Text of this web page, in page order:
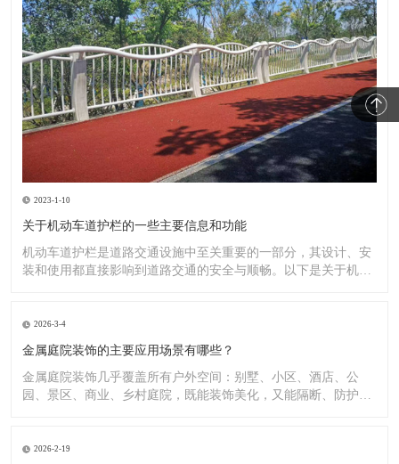
2023-1-10
关于机动车道护栏的一些主要信息和功能
机动车道护栏是道路交通设施中至关重要的一部分，其设计、安
装和使用都直接影响到道路交通的安全与顺畅。以下是关于机动
2026-3-4
金属庭院装饰的主要应用场景有哪些？
金属庭院装饰几乎覆盖所有户外空间：别墅、小区、酒店、公
园、景区、商业、乡村庭院，既能装饰美化，又能隔断、防护、
2026-2-19